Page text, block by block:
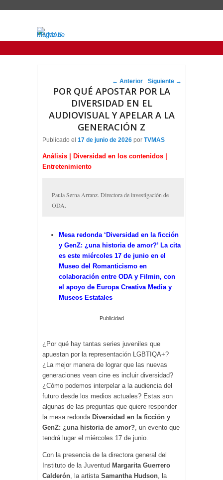
Navegador de artículos
← Anterior Siguiente →
POR QUÉ APOSTAR POR LA
DIVERSIDAD EN EL
AUDIOVISUAL Y APELAR A LA
GENERACIÓN Z
Publicado el 17 de junio de 2026 por TVMAS
Análisis | Diversidad en los contenidos |
Entretenimiento
Paula Serna Arranz. Directora de investigación de
ODA.
Mesa redonda ‘Diversidad en la ficción
y GenZ: ¿una historia de amor?’ La cita
es este miércoles 17 de junio en el
Museo del Romanticismo en
colaboración entre ODA y Filmin, con
el apoyo de Europa Creativa Media y
Museos Estatales
Publicidad
¿Por qué hay tantas series juveniles que
apuestan por la representación LGBTIQA+?
¿La mejor manera de lograr que las nuevas
generaciones vean cine es incluir diversidad?
¿Cómo podemos interpelar a la audiencia del
futuro desde los medios actuales? Estas son
algunas de las preguntas que quiere responder
la mesa redonda Diversidad en la ficción y
GenZ: ¿una historia de amor? , un evento que
tendrá lugar el miércoles 17 de junio.
Con la presencia de la directora general del
Instituto de la Juventud Margarita Guerrero
Calderón , la artista Samantha Hudson , la